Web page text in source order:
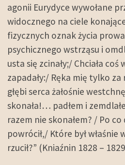
agonii Eurydyce wywołane
widocznego na ciele
fizycznych oznak życia
psychicznego wstrząsu i
usta się zcinały;/ Chciała coś
zapadały:/ Ręka mię tylko za
głębi serca żałośnie
skonała!… padłem i
razem nie skonałem? / Po
powrócił,/ Które był właśnie
rzucił?” (Kniaźnin 1828 –